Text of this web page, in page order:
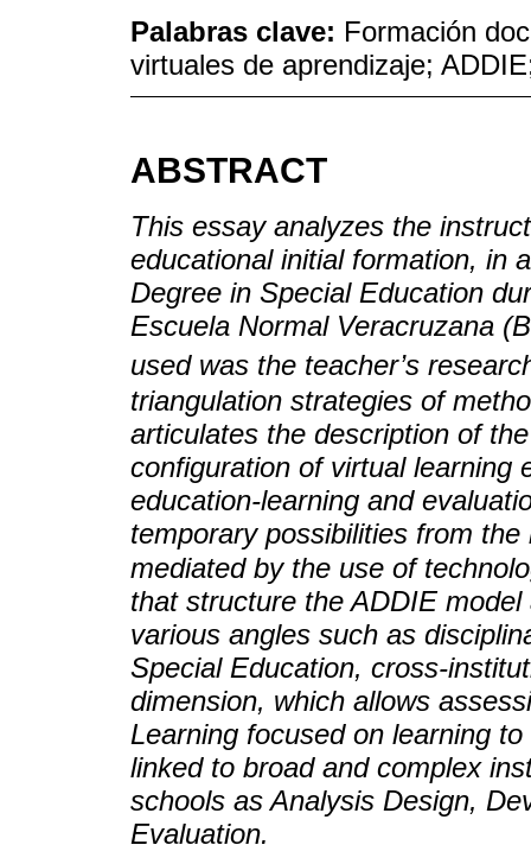
Palabras clave: Formación
virtuales de aprendizaje;
ABSTRACT
This essay analyzes the
educational initial formation, in
Degree in Special Education
Escuela Normal Veracruzana
used was the teacher’s
triangulation strategies of
articulates the description of
configuration of virtual learning
education-learning and
temporary possibilities from
mediated by the use of
that structure the ADDIE
various angles such as
Special Education, cross-
dimension, which allows
Learning focused on learning
linked to broad and complex
schools as Analysis Design,
Evaluation.